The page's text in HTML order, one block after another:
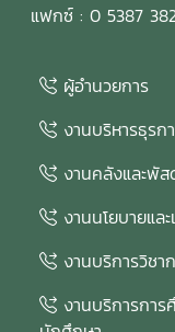
แฟกซ์ : 0 5387
ผู้อำนวยการ
งานบริหารธุรก
งานคลังและพัส
งานนโยบายแล
งานบริการวิชา
งานบริการการ